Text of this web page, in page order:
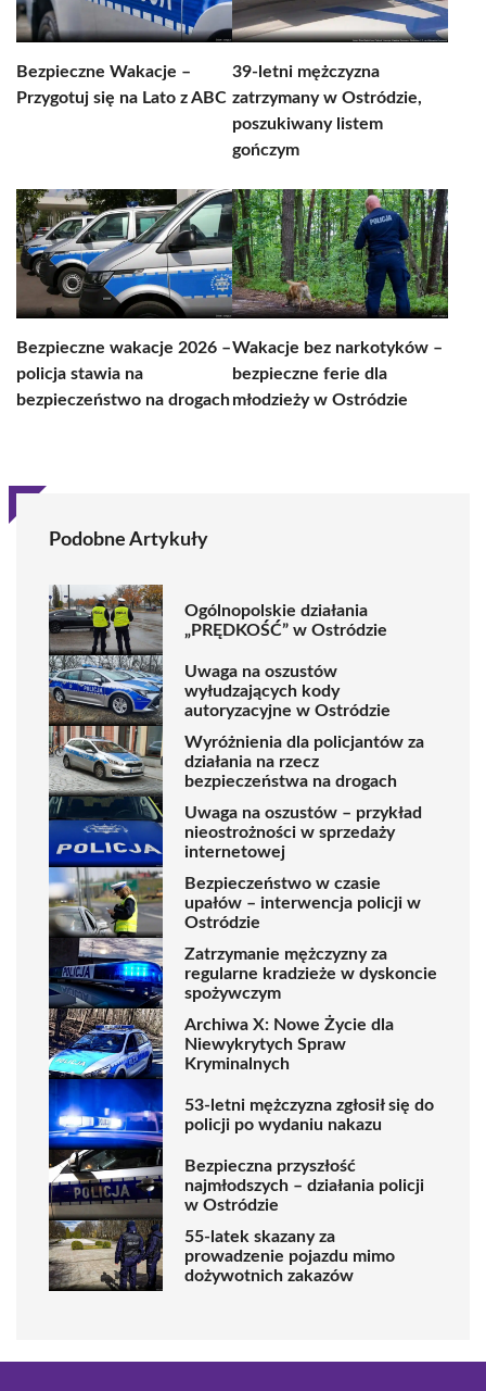
Bezpieczne Wakacje –
Przygotuj się na Lato z ABC
39-letni mężczyzna
zatrzymany w Ostródzie,
poszukiwany listem
gończym
Bezpieczne wakacje 2026 –
policja stawia na
bezpieczeństwo na drogach
Wakacje bez narkotyków –
bezpieczne ferie dla
młodzieży w Ostródzie
Podobne Artykuły
Ogólnopolskie działania
„PRĘDKOŚĆ” w Ostródzie
Uwaga na oszustów
wyłudzających kody
autoryzacyjne w Ostródzie
Wyróżnienia dla policjantów za
działania na rzecz
bezpieczeństwa na drogach
Uwaga na oszustów – przykład
nieostrożności w sprzedaży
internetowej
Bezpieczeństwo w czasie
upałów – interwencja policji w
Ostródzie
Zatrzymanie mężczyzny za
regularne kradzieże w dyskoncie
spożywczym
Archiwa X: Nowe Życie dla
Niewykrytych Spraw
Kryminalnych
53-letni mężczyzna zgłosił się do
policji po wydaniu nakazu
Bezpieczna przyszłość
najmłodszych – działania policji
w Ostródzie
55-latek skazany za
prowadzenie pojazdu mimo
dożywotnich zakazów